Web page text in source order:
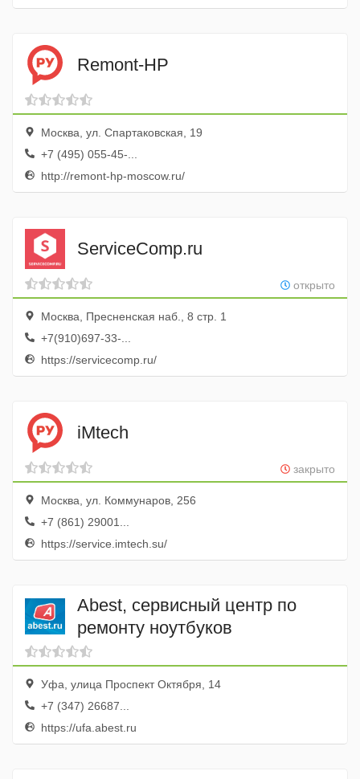
Remont-HP
Москва, ул. Спартаковская, 19
+7 (495) 055-45-...
http://remont-hp-moscow.ru/
ServiceСomp.ru
открыто
Москва, Пресненская наб., 8 стр. 1
+7(910)697-33-...
https://servicecomp.ru/
iMtech
закрыто
Москва, ул. Коммунаров, 256
+7 (861) 29001...
https://service.imtech.su/
Abest, сервисный центр по
ремонту ноутбуков
Уфа, улица Проспект Октября, 14
+7 (347) 26687...
https://ufa.abest.ru